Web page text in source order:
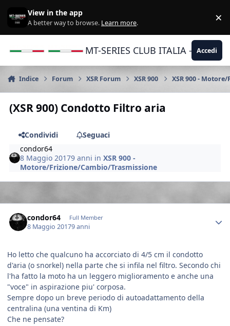
View in the app
A better way to browse. Learn more. ×
MT-SERIES CLUB ITALIA -Accedi
Indice Forum XSR Forum XSR 900 XSR 900 -
(XSR 900) Condotto Filtro aria
Condividi
Seguaci
condor64
8 Maggio 20179 anni inXSR 900 -
Motore/Frizione/Cambio/Trasmissione
condor64 Full Member
8 Maggio 20179 anni
Ho letto che qualcuno ha accorciato di 4/5 cm il condotto
d'aria (o snorkel) nella parte che si infila nel filtro. Secondo chi
l'ha fatto la moto ha un leggero miglioramento e anche una
"voce" in aspirazione piu' corposa.
Sempre dopo un breve periodo di autoadattamento della
centralina (una ventina di Km)
Che ne pensate?